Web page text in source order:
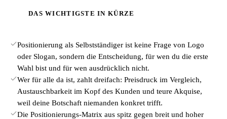
DAS WICHTIGSTE IN KÜRZE
Positionierung als Selbstständiger ist keine Frage von Logo
oder Slogan, sondern die Entscheidung, für wen du die erste
Wahl bist und für wen ausdrücklich nicht.
Wer für alle da ist, zahlt dreifach: Preisdruck im Vergleich,
Austauschbarkeit im Kopf des Kunden und teure Akquise,
weil deine Botschaft niemanden konkret trifft.
Die Positionierungs-Matrix aus spitz gegen breit und hoher